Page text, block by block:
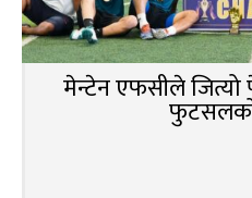
मेन्टेन एफसीले जित्यो